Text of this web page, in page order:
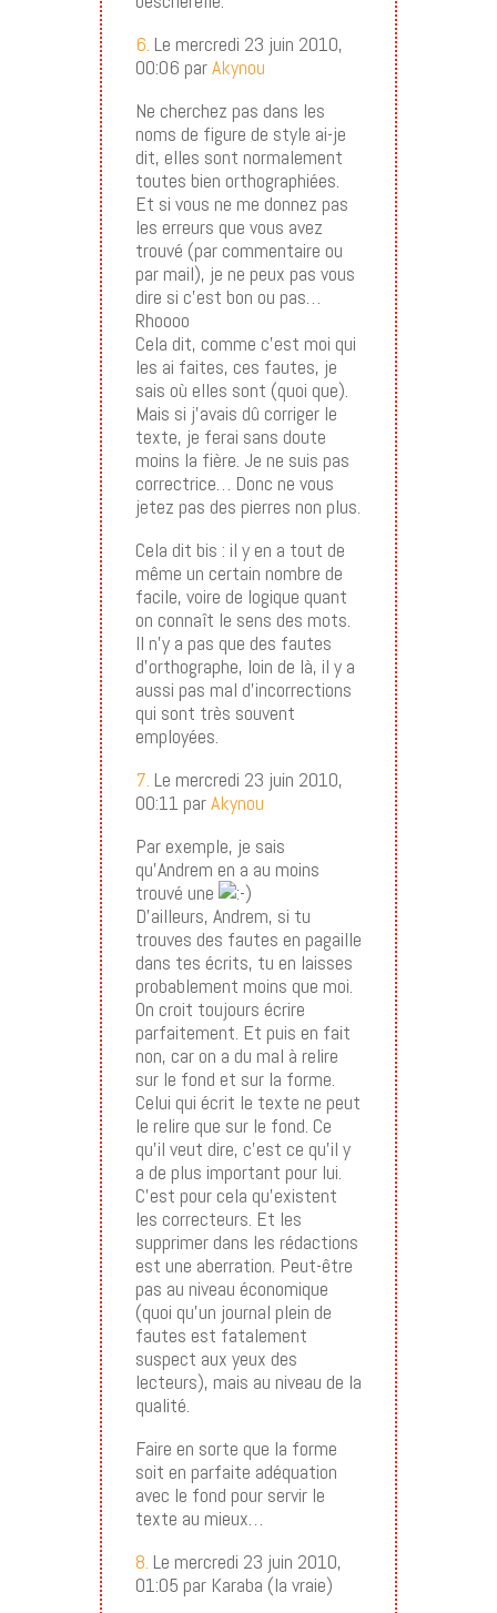
6. Le mercredi 23 juin 2010,
00:06 parAkynou
Ne cherchez pas dans les
noms de figure de style ai-je
dit, elles sont normalement
toutes bien orthographiées.
Et si vous ne me donnez pas
les erreurs que vous avez
trouvé (par commentaire ou
par mail), je ne peux pas vous
dire si c’est bon ou pas…
Rhoooo
Cela dit, comme c’est moi qui
les ai faites, ces fautes, je
sais où elles sont (quoi que).
Mais si j’avais dû corriger le
texte, je ferai sans doute
moins la fière. Je ne suis pas
correctrice… Donc ne vous
jetez pas des pierres non plus.
Cela dit bis : il y en a tout de
même un certain nombre de
facile, voire de logique quant
on connaît le sens des mots.
Il n’y a pas que des fautes
d’orthographe, loin de là, il y a
aussi pas mal d’incorrections
qui sont très souvent
employées.
7. Le mercredi 23 juin 2010,
00:11 parAkynou
Par exemple, je sais
qu’Andrem en a au moins
trouvé une
D’ailleurs, Andrem, si tu
trouves des fautes en pagaille
dans tes écrits, tu en laisses
probablement moins que moi.
On croit toujours écrire
parfaitement. Et puis en fait
non, car on a du mal à relire
sur le fond et sur la forme.
Celui qui écrit le texte ne peut
le relire que sur le fond. Ce
qu’il veut dire, c’est ce qu’il y
a de plus important pour lui.
C’est pour cela qu’existent
les correcteurs. Et les
supprimer dans les rédactions
est une aberration. Peut-être
pas au niveau économique
(quoi qu’un journal plein de
fautes est fatalement
suspect aux yeux des
lecteurs), mais au niveau de la
qualité.
Faire en sorte que la forme
soit en parfaite adéquation
avec le fond pour servir le
texte au mieux…
8. Le mercredi 23 juin 2010,
01:05 par Karaba (la vraie)